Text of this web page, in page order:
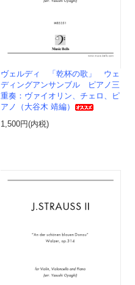
ヴェルディ 「乾杯の歌」 ウェ
ディングアンサンブル ピアノ三
重奏：ヴァイオリン、チェロ、ピ
アノ（大谷木 靖編）
1,500円(内税)